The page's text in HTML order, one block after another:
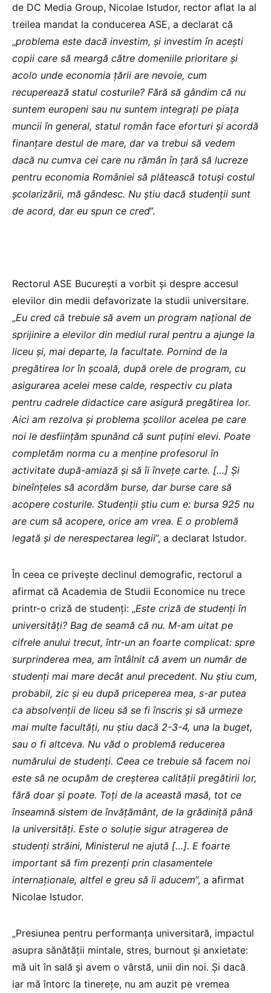
de DC Media Group, Nicolae Istudor, rector aflat la al
treilea mandat la conducerea ASE, a declarat că
„problema este dacă investim, și investim în acești
copii care să meargă către domeniile prioritare și
acolo unde economia țării are nevoie, cum
recuperează statul costurile? Fără să gândim că nu
suntem europeni sau nu suntem integrați pe piața
muncii în general, statul român face eforturi și acordă
finanțare destul de mare, dar va trebui să vedem
dacă nu cumva cei care nu rămân în țară să lucreze
pentru economia României să plătească totuși costul
școlarizării, mă gândesc. Nu știu dacă studenții sunt
de acord, dar eu spun ce cred”.
Rectorul ASE București a vorbit și despre accesul
elevilor din medii defavorizate la studii universitare.
„Eu cred că trebuie să avem un program național de
sprijinire a elevilor din mediul rural pentru a ajunge la
liceu și, mai departe, la facultate. Pornind de la
pregătirea lor în școală, după orele de program, cu
asigurarea acelei mese calde, respectiv cu plata
pentru cadrele didactice care asigură pregătirea lor.
Aici am rezolva și problema școlilor acelea pe care
noi le desființăm spunând că sunt puțini elevi. Poate
completăm norma cu a menține profesorul în
activitate după-amiază și să îi învețe carte. […] Și
bineînțeles să acordăm burse, dar burse care să
acopere costurile. Studenții știu cum e: bursa 925 nu
are cum să acopere, orice am vrea. E o problemă
legată și de nerespectarea legii”, a declarat Istudor.
În ceea ce privește declinul demografic, rectorul a
afirmat că Academia de Studii Economice nu trece
printr-o criză de studenți: „Este criză de studenți în
universități? Bag de seamă că nu. M-am uitat pe
cifrele anului trecut, într-un an foarte complicat: spre
surprinderea mea, am întâlnit că avem un număr de
studenți mai mare decât anul precedent. Nu știu cum,
probabil, zic și eu după priceperea mea, s-ar putea
ca absolvenții de liceu să se fi înscris și să urmeze
mai multe facultăți, nu știu dacă 2-3-4, una la buget,
sau o fi altceva. Nu văd o problemă reducerea
numărului de studenți. Ceea ce trebuie să facem noi
este să ne ocupăm de creșterea calității pregătirii lor,
fără doar și poate. Toți de la această masă, tot ce
înseamnă sistem de învățământ, de la grădiniță până
la universități. Este o soluție sigur atragerea de
studenți străini, Ministerul ne ajută […]. E foarte
important să fim prezenți prin clasamentele
internaționale, altfel e greu să îi aducem”, a afirmat
Nicolae Istudor.
„Presiunea pentru performanța universitară, impactul
asupra sănătății mintale, stres, burnout și anxietate:
mă uit în sală și avem o vârstă, unii din noi. Și dacă
iar mă întorc la tinerețe, nu am auzit pe vremea